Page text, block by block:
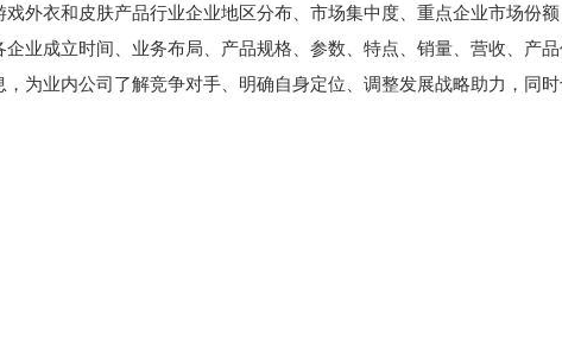
外衣和皮肤产品行业企业地区分布、市场集中度、重点企业市场份
业成立时间、业务布局、产品规格、参数、特点、销量、营收、产
为业内公司了解竞争对手、明确自身定位、调整发展战略助力，同